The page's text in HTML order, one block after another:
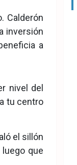
Calderón
inversión
a
nivel del
tu centro
el sillón
que